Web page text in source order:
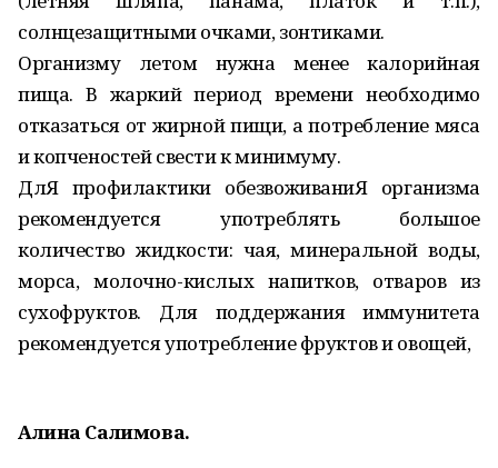
солнцезащитными очками, зонтиками.
Организму летом нужна менее калорийная
пища. В жаркий период времени необходимо
отказаться от жирной пищи, а потребление мяса
и копченостей свести к минимуму.
ДлЯ профилактики обезвоживаниЯ организма
рекомендуется употреблять большое
количество жидкости: чая, минеральной воды,
морса, молочно-кислых напитков, отваров из
сухофруктов. Для поддержания иммунитета
рекомендуется употребление фруктов и овощей,
Алина Салимова.